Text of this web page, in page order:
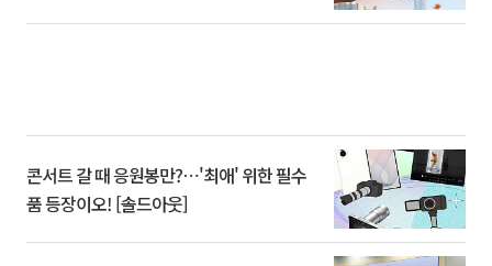
콘서트 갈 때 응원봉만?⋯'최애' 위한 필수
품 등장이오! [솔드아웃]